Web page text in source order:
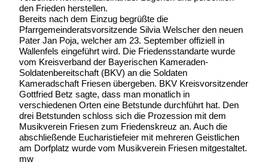
den Frieden herstellen.
Bereits nach dem Einzug begrüßte die
Pfarrgemeinderatsvorsitzende Silvia Welscher den neuen
Pater Jan Poja, welcher am 23. September offiziell in
Wallenfels eingeführt wird. Die Friedensstandarte wurde
vom Kreisverband der Bayerischen Kameraden-
Soldatenbereitschaft (BKV) an die Soldaten
Kameradschaft Friesen übergeben. BKV Kreisvorsitzender
Gottfried Betz sagte, dass man monatlich in
verschiedenen Orten eine Betstunde durchführt hat. Den
drei Betstunden schloss sich die Prozession mit dem
Musikverein Friesen zum Friedenskreuz an. Auch die
abschließende Eucharistiefeier mit mehreren Geistlichen
am Dorfplatz wurde vom Musikverein Friesen mitgestaltet.
mw